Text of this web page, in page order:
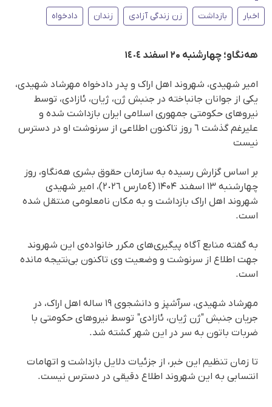
اخبار بازداشت زن زندگی آزادی زندان دادخواه
هەنگاو؛ چهارشنبه ۲۰ اسفند ١٤٠٤
امیر شهیدی، شهروند اهل اراک و پدر دادخواه مهرشاد شهیدی،
یکی از جوانان جانباخته در جنبش ژن، ژیان، ئازادی، توسط
نیروهای حکومتی جمهوری اسلامی ایران بازداشت شدە و
علیرغم گذشت ٦ روز تاکنون اطلاعی از سرنوشت او در دسترس
نیست
بر اساس گزارش رسیده به سازمان حقوق بشری هه‌نگاو، روز
چهارشنبه ۱۳ اسفند ۱۴۰۴ (٤ مارس ٢٠٢٦)، امیر شهیدی
شهروند اهل اراک بازداشت و بە مکان نامعلومی منتقل شدە
است.
بە گفتە منابع آگاه پیگیری‌های مکرر خانواده‌ی این شهروند
جهت اطلاع از سرنوشت و وضعیت وی تاکنون بی‌نتیجه مانده
است.
مهرشاد شهیدی، سرآشپز و دانشجوی ۱۹ ساله اهل اراک، در
جریان جنبش "ژن ژیان، ئازادی" توسط نیروهای حکومتی با
ضربات باتون به سر در این شهر کشته شد.
تا زمان تنظیم این خبر، از جزئیات دلایل بازداشت و اتهامات
انتسابی به این شهروند اطلاع دقیقی در دسترس نیست.